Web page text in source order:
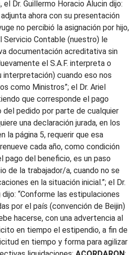
Dr. Guillermo Horacio Alucin dijo:
ahora con su presentación
no percibió la asignación por hijo,
Servicio Contable (nuestro) le
documentación acreditativa sin
el S.A.F. interpreta o
interpretación) cuando eso nos
como Ministros”; el Dr. Ariel
que corresponde el pago
del pedido por parte de cualquier
una declaración jurada, en los
la página 5, requerir que esa
cada año, como condición
pago del beneficio, es un paso
de la trabajador/a, cuando no se
en la situación inicial.”; el Dr.
dijo: “Conforme las estipulaciones
por el país (convención de Beijin)
hacerse, con una advertencia al
en tiempo el estipendio, a fin de
en tiempo y forma para agilizar